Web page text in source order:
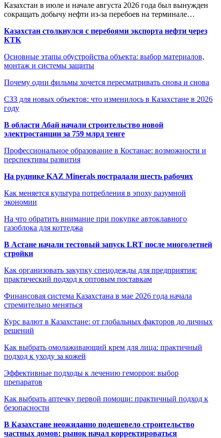
Казахстан в июле и начале августа 2026 года был вынужден
сокращать добычу нефти из-за перебоев на терминале…
Казахстан столкнулся с перебоями экспорта нефти через
КТК
Основные этапы обустройства объекта: выбор материалов,
монтаж и системы защиты
Почему одни фильмы хочется пересматривать снова и снова
СЗЗ для новых объектов: что изменилось в Казахстане в 2026
году
В области Абай начали строительство новой
электростанции за 759 млрд тенге
Профессиональное образование в Костанае: возможности и
перспективы развития
На руднике KAZ Minerals пострадали шесть рабочих
Как меняется культура потребления в эпоху разумной
экономии
На что обратить внимание при покупке автоклавного
газоблока для коттеджа
В Астане начали тестовый запуск LRT после многолетней
стройки
Как организовать закупку спецодежды для предприятия:
практический подход к оптовым поставкам
Финансовая система Казахстана в мае 2026 года начала
стремительно меняться
Курс валют в Казахстане: от глобальных факторов до личных
решений
Как выбрать омолаживающий крем для лица: практичный
подход к уходу за кожей
Эффективные подходы к лечению геморроя: выбор
препаратов
Как выбрать аптечку первой помощи: практичный подход к
безопасности
В Казахстане неожиданно подешевело строительство
частных домов: рынок начал корректироваться